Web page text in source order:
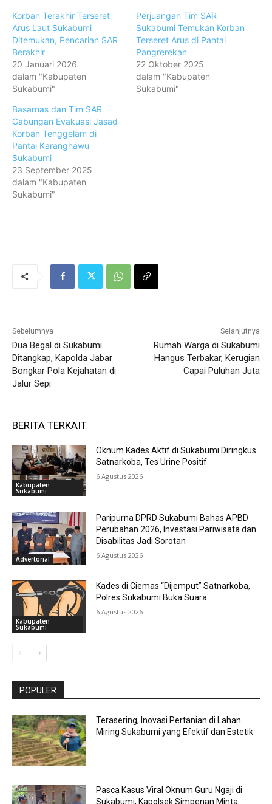
Korban Terakhir Terseret
Arus Laut Sukabumi
Ditemukan, Pencarian SAR
Berakhir
20 Januari 2026
dalam "Kabupaten
Sukabumi"
Perjuangan Tim SAR
Sukabumi Temukan Korban
Terseret Arus di Pantai
Pangrerekan
22 Oktober 2025
dalam "Kabupaten
Sukabumi"
Basarnas dan Tim SAR
Gabungan Evakuasi Jasad
Korban Tenggelam di
Pantai Karanghawu
Sukabumi
23 September 2025
dalam "Kabupaten
Sukabumi"
Sebelumnya
Dua Begal di Sukabumi
Ditangkap, Kapolda Jabar
Bongkar Pola Kejahatan di
Jalur Sepi
Selanjutnya
Rumah Warga di Sukabumi
Hangus Terbakar, Kerugian
Capai Puluhan Juta
BERITA TERKAIT
Kabupaten
Sukabumi
Oknum Kades Aktif di Sukabumi Diringkus
Satnarkoba, Tes Urine Positif
6 Agustus 2026
Advertorial
Paripurna DPRD Sukabumi Bahas APBD
Perubahan 2026, Investasi Pariwisata dan
Disabilitas Jadi Sorotan
6 Agustus 2026
Kabupaten
Sukabumi
Kades di Ciemas “Dijemput” Satnarkoba,
Polres Sukabumi Buka Suara
6 Agustus 2026
POPULER
Terasering, Inovasi Pertanian di Lahan
Miring Sukabumi yang Efektif dan Estetik
Pasca Kasus Viral Oknum Guru Ngaji di
Sukabumi, Kapolsek Simpenan Minta